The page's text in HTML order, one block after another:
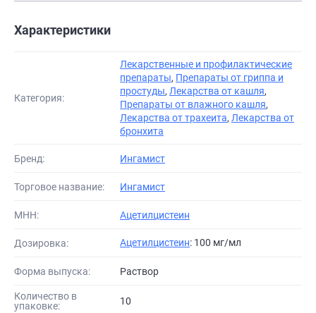
Характеристики
Категория:
Лекарственные и профилактические
препараты, Препараты от гриппа и
простуды, Лекарства от кашля,
Препараты от влажного кашля,
Лекарства от трахеита, Лекарства от
бронхита
Бренд: Ингамист
Торговое название: Ингамист
МНН: Ацетилцистеин
Дозировка: Ацетилцистеин: 100 мг/мл
Форма выпуска: Раствор
Количество в
упаковке:
10